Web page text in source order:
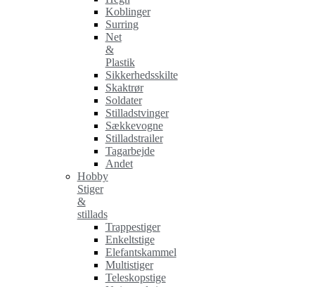
Koblinger
Surring
Net
&
Plastik
Sikkerhedsskilte
Skaktrør
Soldater
Stilladstvinger
Sækkevogne
Stilladstrailer
Tagarbejde
Andet
Hobby
Stiger
&
stillads
Trappestiger
Enkeltstige
Elefantskammel
Multistiger
Teleskopstige